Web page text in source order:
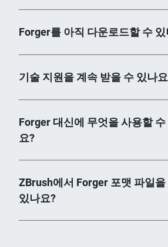
Forger를 아직 다운로드할 수
기술 지원을 계속 받을 수 있나
Forger 대신에 무엇을 사용할 수
요?
ZBrush에서 Forger 포맷 파일을
있나요?